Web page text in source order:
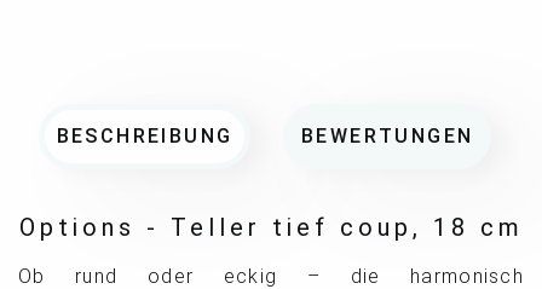
BESCHREIBUNG BEWERTUNGEN
Options - Teller tief coup, 18 cm
Ob rund oder eckig – die harmonisch